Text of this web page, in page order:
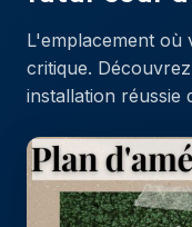
L'emplacement où
critique.
installation réussie